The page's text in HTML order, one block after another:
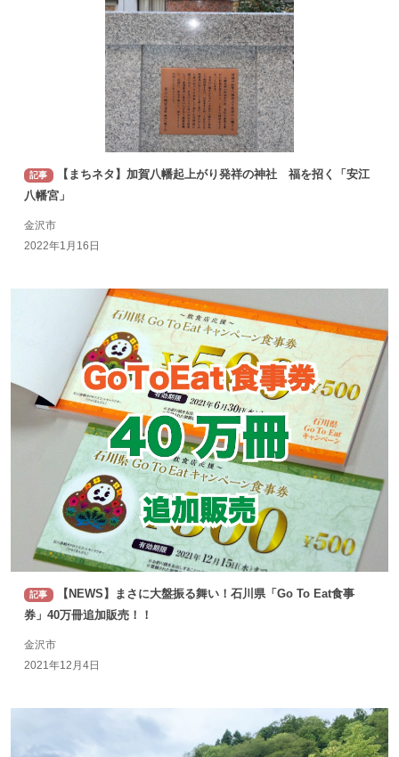
記事
【まちネタ】加賀八幡起上がり発祥の神社 福を招く「安江
八幡宮」
金沢市
2022年1月16日
記事
【NEWS】まさに大盤振る舞い！石川県「Go To Eat食事
券」40万冊追加販売！！
金沢市
2021年12月4日